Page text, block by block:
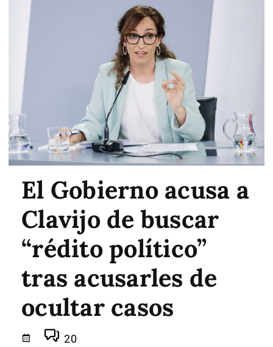
El Gobierno acusa a
Clavijo de buscar
“rédito político”
tras acusarles de
ocultar casos
20